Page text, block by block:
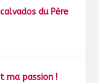
du Père
ma passion !